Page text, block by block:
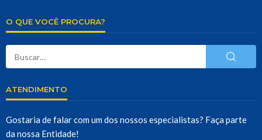
O QUE VOCÊ PROCURA?
ATENDIMENTO
Gostaria de falar com um dos nossos especialistas? Faça parte
da nossa Entidade!